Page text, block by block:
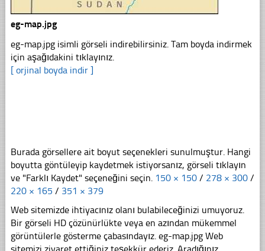
eg-map.jpg
eg-map.jpg isimli görseli indirebilirsiniz. Tam boyda indirmek
için aşağıdakini tıklayınız.
[ orjinal boyda indir ]
Burada görsellere ait boyut seçenekleri sunulmuştur. Hangi
boyutta göntüleyip kaydetmek istiyorsanız, görseli tıklayın
ve "Farklı Kaydet" seçeneğini seçin. 150 × 150 / 278 × 300 /
220 × 165 / 351 × 379
Web sitemizde ihtiyacınız olanı bulabileceğinizi umuyoruz.
Bir görseli HD çözünürlükte veya en azından mükemmel
görüntülerle gösterme çabasındayız. eg-map.jpg Web